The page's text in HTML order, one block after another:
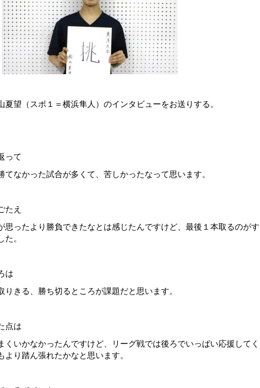
夏望（スポ１＝横浜隼人）のインタビューをお送りする。
って
なかった試合が多くて、苦しかったなって思います。
え
思ったより勝負できたなとは感じたんですけど、最後１本取るのがす
。
は
きる、勝ち切るところが課題だと思います。
点は
くいかなかったんですけど、リーグ戦では後ろでいっぱい応援してく
り踏ん張れたかなと思います。